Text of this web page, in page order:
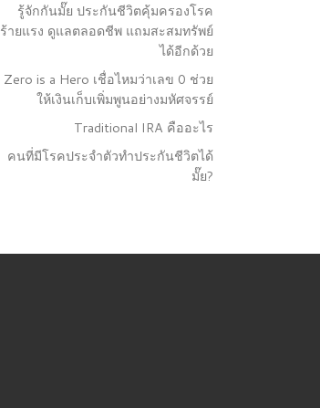
รู้จักกันมั๊ย ประกันชีวิตคุ้มครองโรค
ร้ายแรง ดูแลตลอดชีพ แถมสะสมทรัพย์
ได้อีกด้วย
Zero is a Hero เชื่อไหมว่าเลข 0 ช่วย
ให้เงินเก็บเพิ่มพูนอย่างมหัศจรรย์
Traditional IRA คืออะไร
คนที่มีโรคประจำตัวทำประกันชีวิตได้
มั๊ย?